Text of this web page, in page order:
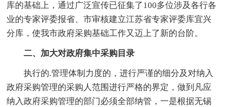
库的基础上，通过广泛宣传已征集了100多位涉及各行各
业的专家评委报省、市审核建立江苏省专家评委库宜兴
分库，使我市政府采购基础工作又迈上了新的台阶。
二、加大对政府集中采购目录
执行的.管理体制力度的，进行严谨的细分及对纳入
政府采购管理的采购人范围进行严格的界定，做到凡应
纳入政府采购管理的部门必须全部纳管，一是根据无锡